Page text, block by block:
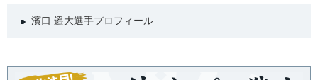
濱口 遥大選手プロフィール